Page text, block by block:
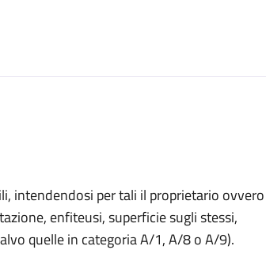
intendendosi per tali il proprietario
enfiteusi, superficie sugli stessi,
quelle in categoria A/1, A/8 o A/9).